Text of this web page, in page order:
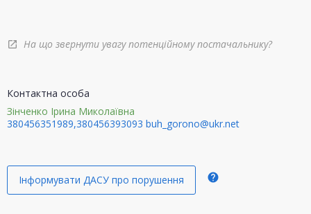
open_in_new На що звернути увагу потенційному постачальнику?
Контактна особа
Зінченко Ірина Миколаївна
380456351989,380456393093 buh_gorono@ukr.net
Інформувати ДАСУ про порушення help